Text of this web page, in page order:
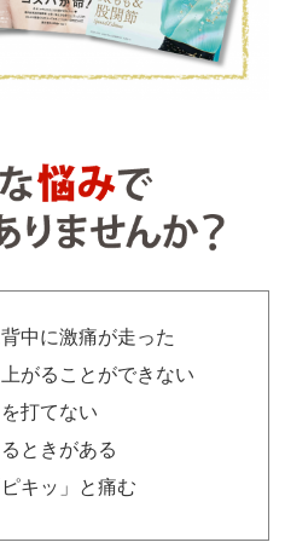
中に激痛が走った
がることができない
打てない
ときがある
キッ」と痛む